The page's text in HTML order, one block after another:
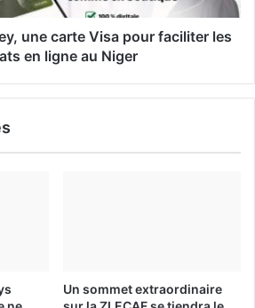
une carte Visa pour faciliter les
en ligne au Niger
Un sommet extraordinaire